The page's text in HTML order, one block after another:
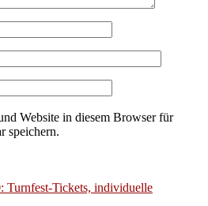
Website in diesem Browser für
speichern.
Turnfest-Tickets, individuelle